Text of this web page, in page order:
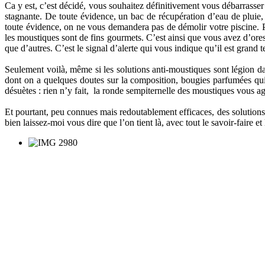
Ca y est, c’est décidé, vous souhaitez définitivement vous
stagnante. De toute évidence, un bac de récupération d’eau de
toute évidence, on ne vous demandera pas de démolir votre
les moustiques sont de fins gourmets. C’est ainsi que vous avez
que d’autres. C’est le signal d’alerte qui vous indique qu’il est grand
Seulement voilà, même si les solutions anti-moustiques sont légion
dont on a quelques doutes sur la composition, bougies parfumées
désuètes : rien n’y fait, la ronde sempiternelle des moustiques vous
Et pourtant, peu connues mais redoutablement efficaces, des
bien laissez-moi vous dire que l’on tient là, avec tout le savoir-faire